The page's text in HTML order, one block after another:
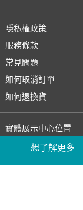
想了解更多
隱私權政策
服務條款
常見問題
如何取消訂單
如何退換貨
實體展示中心位置
實體購物服務條款